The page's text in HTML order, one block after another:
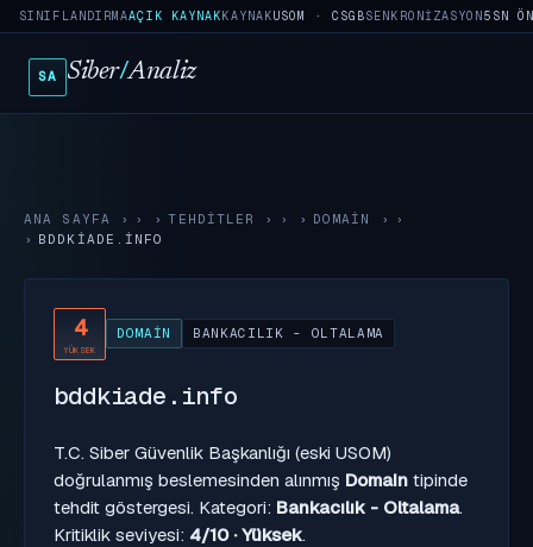
SINIFLANDIRMAAÇIK KAYNAKKAYNAKUSOM · CSGBSENKRONIZASYON5SN
SA Siber/Analiz
ANA SAYFA › TEHDITLER › DOMAIN
›
BDDKIADE.INFO
4
YÜKSEK
DOMAIN BANKACILIK - OLTALAMA
bddkiade.info
T.C. Siber Güvenlik Başkanlığı (eski USOM)
doğrulanmış beslemesinden alınmış Domain tipinde
tehdit göstergesi. Kategori: Bankacılık - Oltalama.
Kritiklik seviyesi: 4/10 · Yüksek.